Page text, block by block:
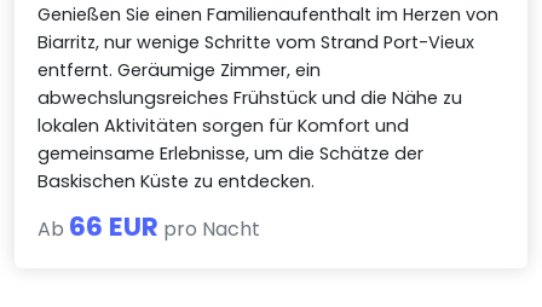
Genießen Sie einen Familienaufenthalt im Herzen von
Biarritz, nur wenige Schritte vom Strand Port-Vieux
entfernt. Geräumige Zimmer, ein
abwechslungsreiches Frühstück und die Nähe zu
lokalen Aktivitäten sorgen für Komfort und
gemeinsame Erlebnisse, um die Schätze der
Baskischen Küste zu entdecken.
Ab 66 EUR pro Nacht